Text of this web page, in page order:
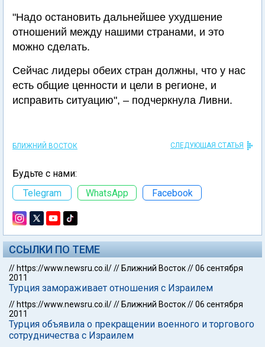
"Надо остановить дальнейшее ухудшение
отношений между нашими странами, и это
можно сделать.
Сейчас лидеры обеих стран должны, что у нас
есть общие ценности и цели в регионе, и
исправить ситуацию", – подчеркнула Ливни.
БЛИЖНИЙ ВОСТОК СЛЕДУЮЩАЯ СТАТЬЯ
Будьте с нами:
Telegram
WhatsApp Facebook
ССЫЛКИ ПО ТЕМЕ
// https://www.newsru.co.il/// Ближний Восток//06 сентября
2011
Турция замораживает отношения с Израилем
// https://www.newsru.co.il/// Ближний Восток//06 сентября
2011
Турция объявила о прекращении военного и торгового
сотрудничества с Израилем